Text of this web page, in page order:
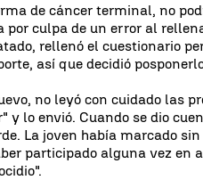
de cáncer terminal, no
por culpa de un error al
rellenó el cuestionario
así que decidió
no leyó con cuidado las
y lo envió. Cuando se dio
La joven había marcado
participado alguna vez en